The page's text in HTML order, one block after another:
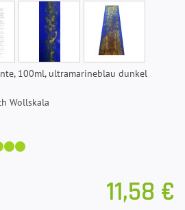
100ml, ultramarineblau dunkel
Wollskala
11,58 €